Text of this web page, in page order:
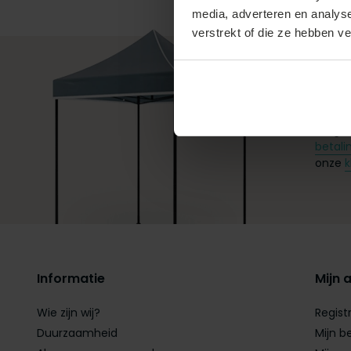
media, adverteren en
verstrekt of die ze hebben
onze
Informatie
Wie zijn wij?
Duurzaamheid
Mijn
Mijn